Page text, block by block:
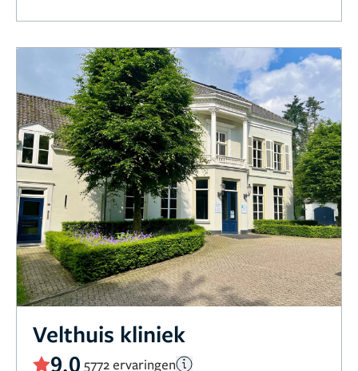
Velthuis kliniek
9,0 5772 ervaringen